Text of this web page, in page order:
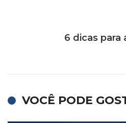
6 dicas
VOCÊ PODE